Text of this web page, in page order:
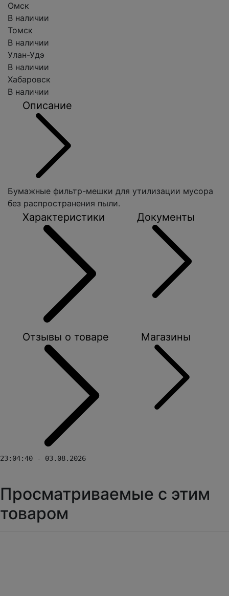
Омск
В наличии
Томск
В наличии
Улан-Удэ
В наличии
Хабаровск
В наличии
Описание
Бумажные фильтр-мешки для утилизации мусора
без распространения пыли.
Характеристики Документы
Отзывы о товаре Магазины
23:04:40 - 03.08.2026
Просматриваемые с этим
товаром